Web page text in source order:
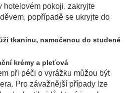
hotelovém pokoji, zakryjte
popřípadě se ukryjte do
tkaninu, namočenou do studené
krémy a pleťová
při péči o vyrážku můžou být
Pro závažnější případy lze